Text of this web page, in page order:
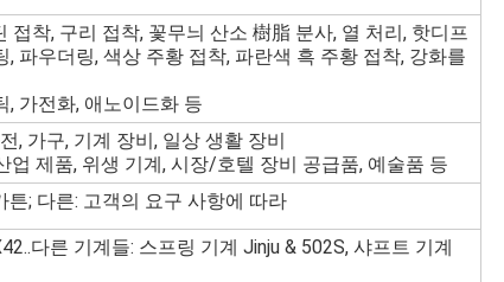
접착, 구리 접착, 꽃무늬 산소 樹脂 분사, 열 처리, 핫디프
, 파우더링, 색상 주황 접착, 파란색 흑 주황 접착, 강화를
, 가전화, 애노이드화 등
, 가구, 기계 장비, 일상 생활 장비
업 제품, 위생 기계, 시장/호텔 장비 공급품, 예술품 등
튼; 다른: 고객의 요구 사항에 따라
다른 기계들: 스프링 기계 Jinju & 502S, 샤프트 기계